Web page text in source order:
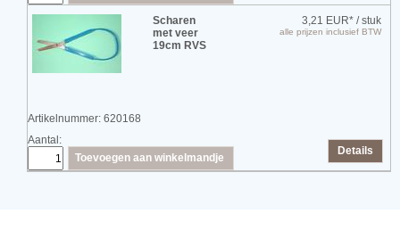
Scharen
met veer
19cm RVS
Artikelnummer: 620168
3,21 EUR* / stuk
alle prijzen inclusief BTW
Details
Aantal:
Toevoegen aan winkelmandje